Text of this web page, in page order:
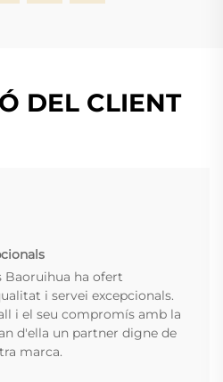
DEL CLIENT
Baoruihua ha ofert
i servei excepcionals.
i el seu compromís amb la
d'ella un partner digne de
marca.